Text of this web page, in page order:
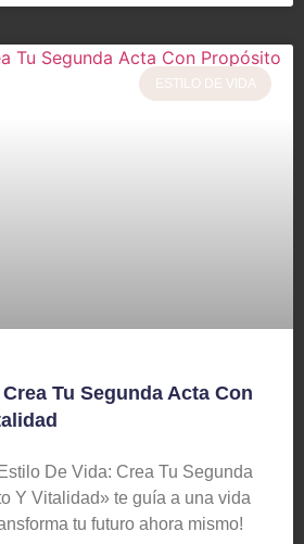
ESTILO DE VIDA
Tu Segunda Acta Con
De Vida: Crea Tu Segunda
Y Vitalidad» te guía a una vida
tu futuro ahora mismo!